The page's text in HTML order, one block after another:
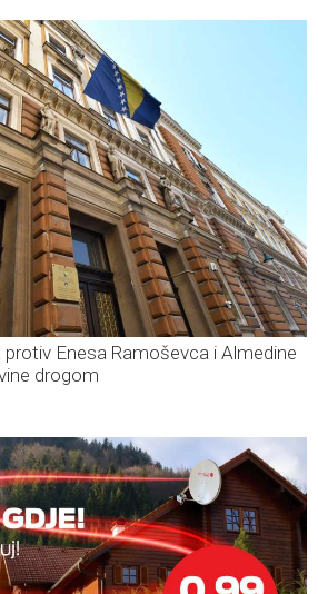
Enesa Ramoševca i Almedine
drogom